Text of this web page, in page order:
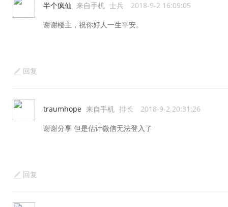
半个疯仙 来自手机 士兵 2018-9-2 16:09:05
谢谢楼主，祝你好人一生平安。
回复
traumhope 来自手机 排长 2018-9-2 20:31:26
谢谢分享 但是估计微信无法登入了
回复